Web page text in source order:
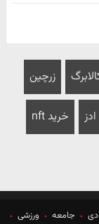
زرچین
خرید nft
جامعه
ورزشی